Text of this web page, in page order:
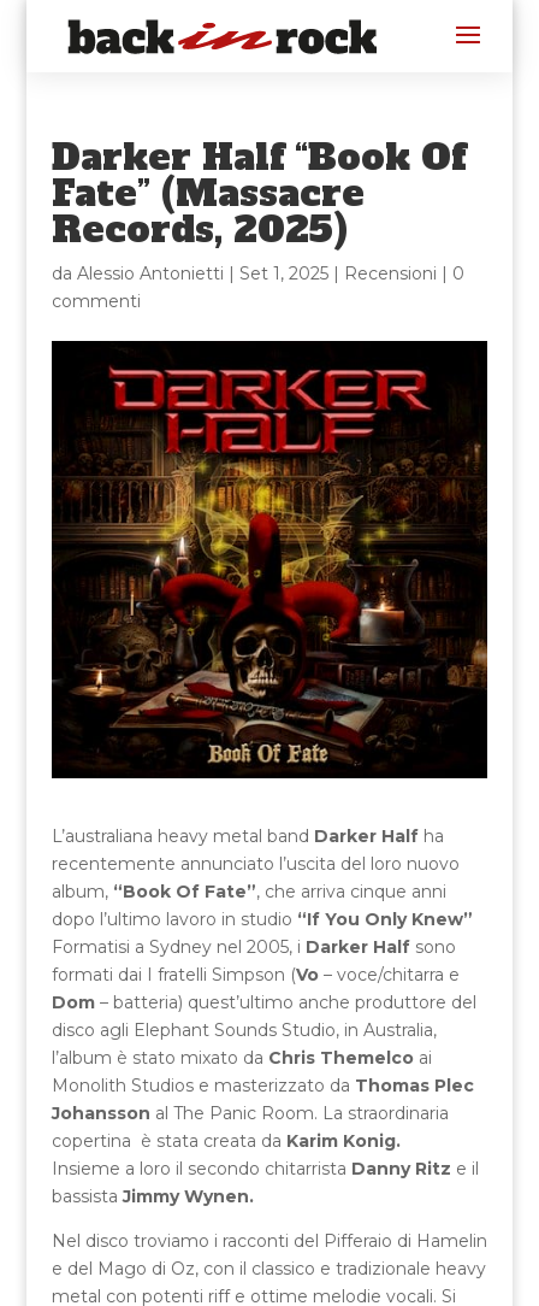
Darker Half “Book Of
Fate” (Massacre
Records, 2025)
da Alessio Antonietti | Set 1, 2025| Recensioni | 0
commenti
L’australiana heavy metal band Darker Half ha
recentemente annunciato l’uscita del loro nuovo
album,“Book Of Fate”, che arriva cinque anni
dopo l’ultimo lavoro in studio “If You Only Knew”
Formatisi a Sydney nel 2005, i Darker Half sono
formati dai I fratelli Simpson (Vo– voce/chitarra e
Dom – batteria) quest’ultimo anche produttore del
disco agli Elephant Sounds Studio, in Australia,
l’album è stato mixato da Chris Themelco ai
Monolith Studios e masterizzato da Thomas Plec
Johansson al The Panic Room. La straordinaria
copertina è stata creata da Karim Konig.
Insieme a loro il secondo chitarrista Danny Ritz e il
bassista Jimmy Wynen.
Nel disco troviamo i racconti del Pifferaio di Hamelin
e del Mago di Oz, con il classico e tradizionale heavy
metal con potenti riff e ottime melodie vocali. Si